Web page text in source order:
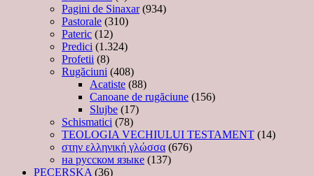
Pagini de Sinaxar(934)
Pastorale (310)
Pateric (12)
Predici (1.324)
Profetii (8)
Rugăciuni (408)
Acatiste (88)
Canoane de rugăciune (156)
Slujbe (17)
Schismatici (78)
TEOLOGIA VECHIULUI TESTAMENT (14)
στην ελληνική γλώσσα (676)
на русском языке (137)
PECERSKA (36)